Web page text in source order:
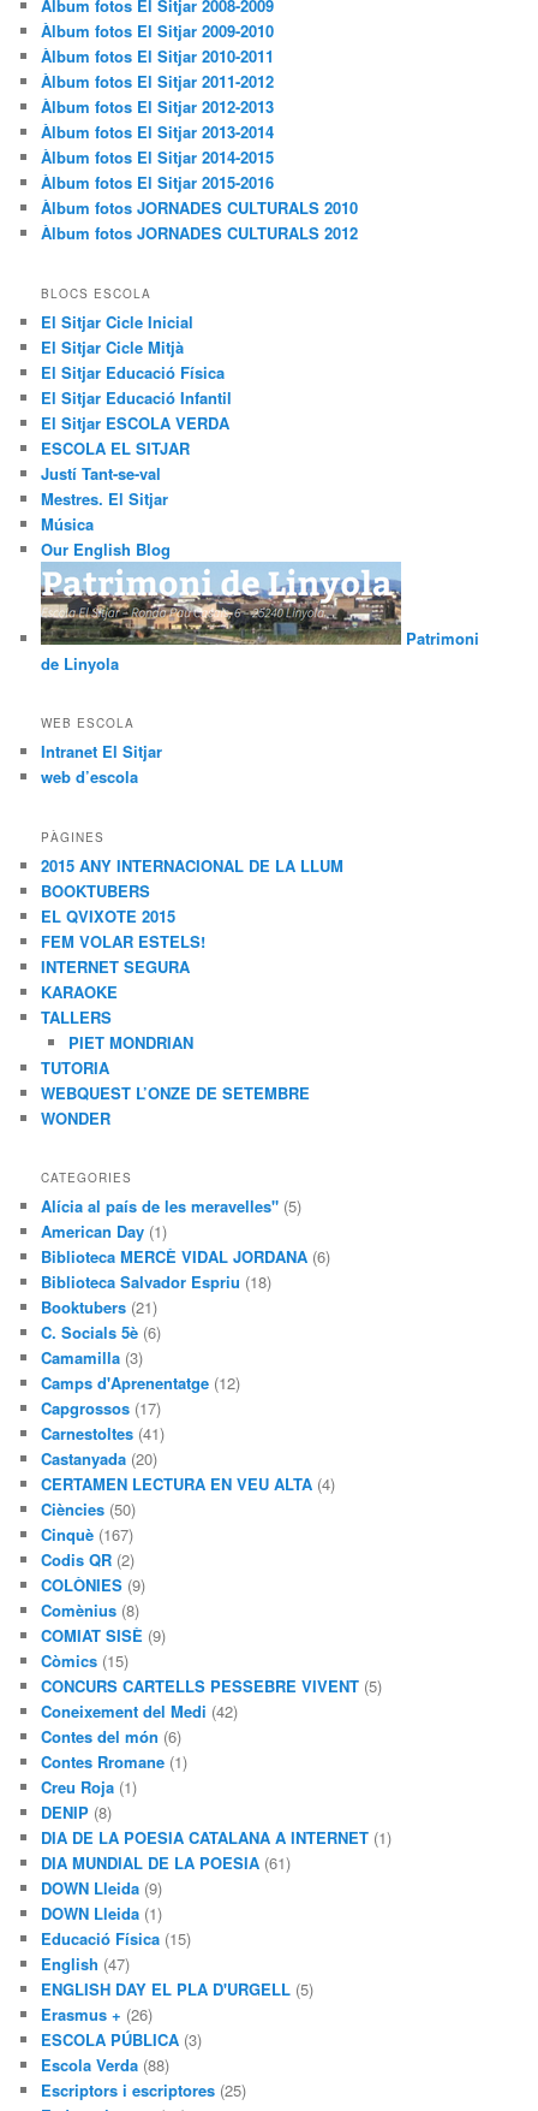
Àlbum fotos El Sitjar 2008-2009
Àlbum fotos El Sitjar 2009-2010
Àlbum fotos El Sitjar 2010-2011
Àlbum fotos El Sitjar 2011-2012
Àlbum fotos El Sitjar 2012-2013
Àlbum fotos El Sitjar 2013-2014
Àlbum fotos El Sitjar 2014-2015
Àlbum fotos El Sitjar 2015-2016
Àlbum fotos JORNADES CULTURALS 2010
Àlbum fotos JORNADES CULTURALS 2012
BLOCS ESCOLA
El Sitjar Cicle Inicial
El Sitjar Cicle Mitjà
El Sitjar Educació Física
El Sitjar Educació Infantil
El Sitjar ESCOLA VERDA
ESCOLA EL SITJAR
Justí Tant-se-val
Mestres. El Sitjar
Música
Our English Blog
Patrimoni
de Linyola
WEB ESCOLA
Intranet El Sitjar
web d’escola
PÀGINES
2015 ANY INTERNACIONAL DE LA LLUM
BOOKTUBERS
EL QVIXOTE 2015
FEM VOLAR ESTELS!
INTERNET SEGURA
KARAOKE
TALLERS
PIET MONDRIAN
TUTORIA
WEBQUEST L’ONZE DE SETEMBRE
WONDER
CATEGORIES
Alícia al país de les meravelles" (5)
American Day (1)
Biblioteca MERCÈ VIDAL JORDANA (6)
Biblioteca Salvador Espriu (18)
Booktubers (21)
C. Socials 5è (6)
Camamilla (3)
Camps d'Aprenentatge (12)
Capgrossos (17)
Carnestoltes (41)
Castanyada (20)
CERTAMEN LECTURA EN VEU ALTA (4)
Ciències (50)
Cinquè (167)
Codis QR (2)
COLÒNIES (9)
Comènius (8)
COMIAT SISÈ (9)
Còmics (15)
CONCURS CARTELLS PESSEBRE VIVENT (5)
Coneixement del Medi (42)
Contes del món (6)
Contes Rromane (1)
Creu Roja (1)
DENIP (8)
DIA DE LA POESIA CATALANA A INTERNET (1)
DIA MUNDIAL DE LA POESIA (61)
DOWN Lleida (9)
DOWN Lleida (1)
Educació Física (15)
English (47)
ENGLISH DAY EL PLA D'URGELL (5)
Erasmus + (26)
ESCOLA PÚBLICA (3)
Escola Verda (88)
Escriptors i escriptores (25)